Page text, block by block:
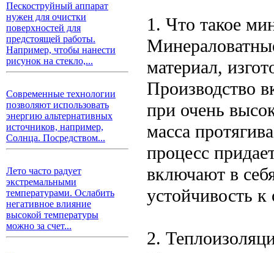
Пескоструйный аппарат
нужен для очистки
поверхностей для
предстоящей работы.
Например, чтобы нанести
рисунок на стекло,...
Современные технологии
позволяют использовать
энергию альтернативных
источников, например,
Солнца. Посредством...
Лето часто радует
экстремальными
температурами. Ослабить
негативное влияние
высокой температуры
можно за счет...
1. Что такое
материал,
Производство
при очень
масса
процесс
включают в
устойчивость
2.